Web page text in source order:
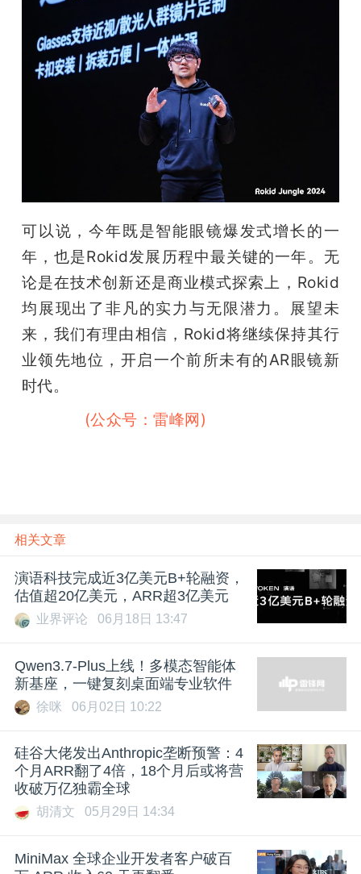
可以说，今年既是智能眼镜爆发式增长的一
年，也是Rokid发展历程中最关键的一年。无
论是在技术创新还是商业模式探索上，Rokid
均展现出了非凡的实力与无限潜力。展望未
来，我们有理由相信，Rokid将继续保持其行
业领先地位，开启一个前所未有的AR眼镜新
时代。
(公众号：雷峰网)
相关文章
演语科技完成近3亿美元B+轮融资，
估值超20亿美元，ARR超3亿美元
业界评论 06月18日 13:47
Qwen3.7-Plus上线！多模态智能体
新基座，一键复刻桌面端专业软件
徐咪 06月02日 10:22
硅谷大佬发出Anthropic垄断预警：4
个月ARR翻了4倍，18个月后或将营
收破万亿独霸全球
胡清文 05月29日 14:34
MiniMax 全球企业开发者客户破百